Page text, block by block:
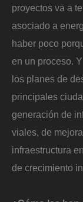
proyectos va a
asociado a
haber poco
en un proceso.
los planes de
principales
generación de
viales, de
infraestructura
de crecimiento